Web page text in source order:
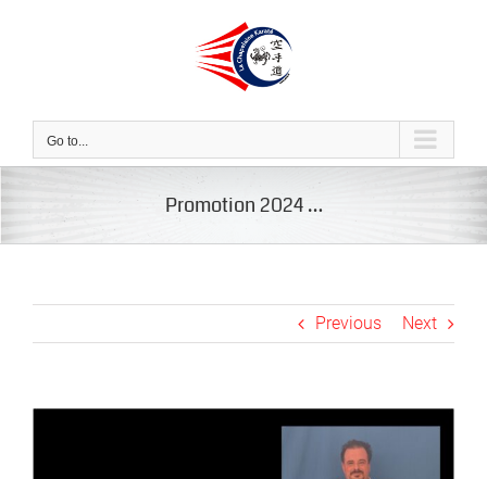
Go to...
Promotion 2024 …
Previous Next